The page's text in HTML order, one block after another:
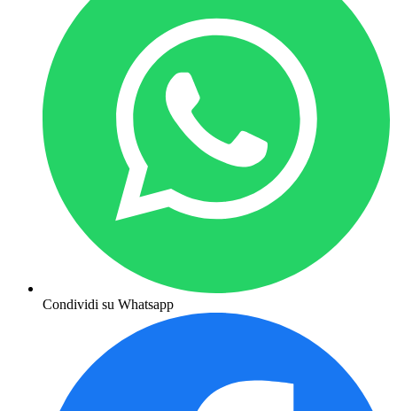
Condividi su Whatsapp